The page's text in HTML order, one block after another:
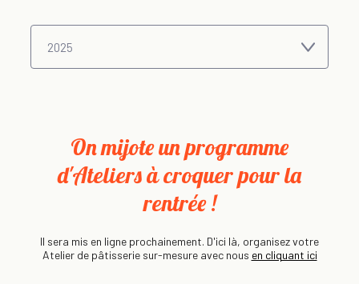
On mijote un programme
d'Ateliers à croquer pour la
rentrée !
Il sera mis en ligne prochainement. D'ici là, organisez votre
Atelier de pâtisserie sur-mesure avec nous en cliquant ici